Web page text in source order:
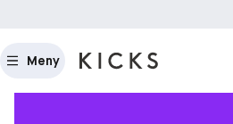
Meny